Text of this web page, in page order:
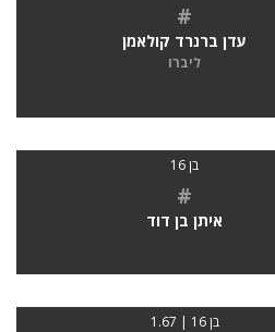
#
עדן ברנרד קולאמן
ליברו
בן 16
#
איתן בן דוד
בן 16 | 1.67